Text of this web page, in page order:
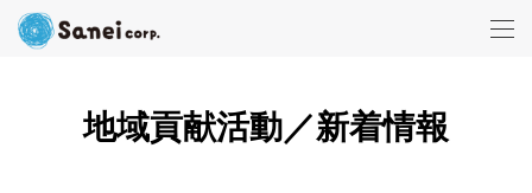
地域貢献活動／新着情報